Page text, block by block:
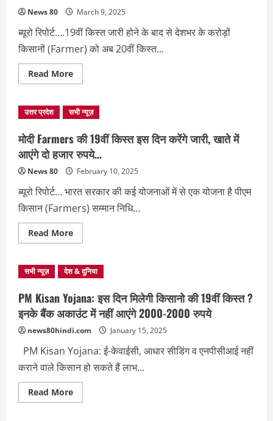
News 80 March 9, 2025
ब्यूरो रिपोर्ट….19वीं किस्त जारी होने के बाद से देशभर के करोड़ों
किसानों (Farmer) को अब 20वीं किस्त...
Read MoreRead
more
के
खाते
कब
आ
सकती
है
20वीं
किस्त?
किन
को
लाभ….
उत्तर प्रदेश सभी न्यूज़
मोदी Farmers की 19वीं किस्त इस दिन करेंगे जारी, खाते में
आएंगे दो हजार रुपये…
News 80 February 10, 2025
ब्यूरो रिपोर्ट… भारत सरकार की कई योजनाओं में से एक योजना है पीएम
किसान (Farmers) सम्मान निधि...
Read MoreRead
more
Farmers
की
किस्त
इस
दिन
करेंगे
जारी,
खाते
आएंगे
हजार
सभी न्यूज़ देश & दुनिया
PM Kisan Yojana: इस दिन मिलेगी किसानो की 19वीं किस्त ?
इनके बैंक अकाउंट में नहीं आएंगे 2000-2000 रुपये
news80hindi.com January 15, 2025
PM Kisan Yojana: ई-केवाईसी, आधार सीडिंग व एनपीसीआई नहीं
कराने वाले किसान हो सकते हैं लाभ...
Read MoreRead
more